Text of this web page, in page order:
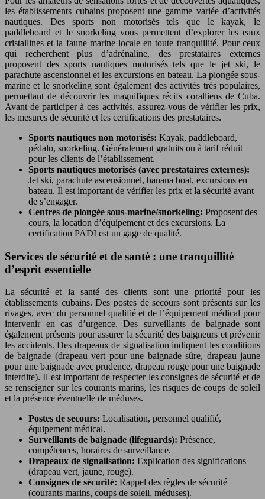
les établissements cubains proposent une gamme variée d’activités
nautiques. Des sports non motorisés tels que le kayak, le
paddleboard et le snorkeling vous permettent d’explorer les eaux
cristallines et la faune marine locale en toute tranquillité. Pour ceux
qui recherchent plus d’adrénaline, des prestataires externes
proposent des sports nautiques motorisés tels que le jet ski, le
parachute ascensionnel et les excursions en bateau. La plongée sous-
marine et le snorkeling sont également des activités très populaires,
permettant de découvrir les magnifiques récifs coralliens de Cuba.
Avant de participer à ces activités, assurez-vous de vérifier les prix,
les mesures de sécurité et les certifications des prestataires.
Sports nautiques non motorisés: Kayak, paddleboard,
pédalo, snorkeling. Généralement gratuits ou à tarif réduit
pour les clients de l’établissement.
Sports nautiques motorisés (avec prestataires externes):
Jet ski, parachute ascensionnel, banana boat, excursions en
bateau. Il est important de vérifier les prix et la sécurité avant
de s’engager.
Centres de plongée sous-marine/snorkeling: Proposent des
cours, la location d’équipement et des excursions. La
certification PADI est un gage de qualité.
Services de sécurité et de santé : une tranquillité
d’esprit essentielle
La sécurité et la santé des clients sont une priorité pour les
établissements cubains. Des postes de secours sont présents sur les
rivages, avec du personnel qualifié et de l’équipement médical pour
intervenir en cas d’urgence. Des surveillants de baignade sont
également présents pour assurer la sécurité des baigneurs et prévenir
les accidents. Des drapeaux de signalisation indiquent les conditions
de baignade (drapeau vert pour une baignade sûre, drapeau jaune
pour une baignade avec prudence, drapeau rouge pour une baignade
interdite). Il est important de respecter les consignes de sécurité et de
se renseigner sur les courants marins, les risques de coups de soleil
et la présence éventuelle de méduses.
Postes de secours: Localisation, personnel qualifié,
équipement médical.
Surveillants de baignade (lifeguards): Présence,
compétences, horaires de surveillance.
Drapeaux de signalisation: Explication des significations
(drapeau vert, jaune, rouge).
Consignes de sécurité: Rappel des règles de sécurité
(courants marins, coups de soleil, méduses).